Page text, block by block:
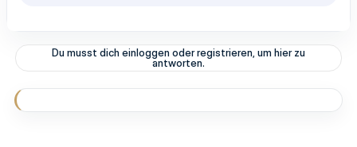
t
o
n
n
Du musst dich einloggen oder registrieren, um hier zu
antworten.